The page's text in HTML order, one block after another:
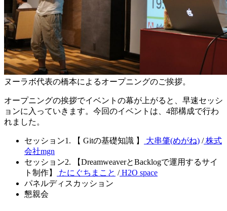
ヌーラボ代表の橋本によるオープニングのご挨拶。
オープニングの挨拶でイベントの幕が上がると、早速セッシ
ョンに入っていきます。今回のイベントは、4部構成で行わ
れました。
セッション1. 【 Gitの基礎知識 】 大串肇(めがね) /株式
会社mgn
セッション2. 【DreamweaverとBacklogで運用するサイ
ト制作】
たにぐちまこと /H2O space
パネルディスカッション
懇親会